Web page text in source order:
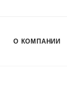
О КОМПАНИИ